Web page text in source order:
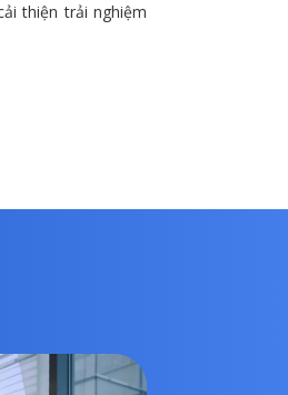
thiện trải nghiệm